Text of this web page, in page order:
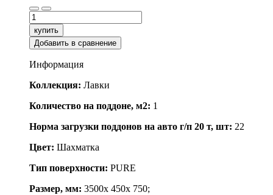
купить
Добавить в сравнение
Информация
Коллекция: Лавки
Количество на поддоне, м2: 1
Норма загрузки поддонов на авто г/п 20 т, шт: 22
Цвет: Шахматка
Тип поверхности: PURE
Размер, мм: 3500x 450x 750;